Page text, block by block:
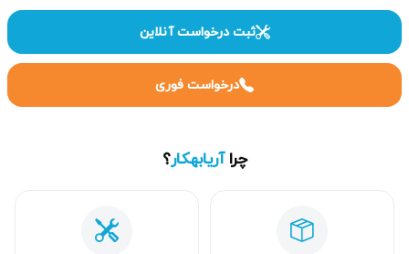
ثبت درخواست آنلاین
درخواست فوری
چراآریابهکار؟